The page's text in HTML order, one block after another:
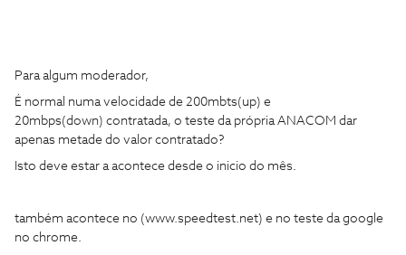
Para algum moderador,
É normal numa velocidade de 200mbts(up) e
20mbps(down) contratada, o teste da própria ANACOM dar
apenas metade do valor contratado?
Isto deve estar a acontece desde o inicio do mês.
também acontece no (www.speedtest.net) e no teste da google
no chrome.